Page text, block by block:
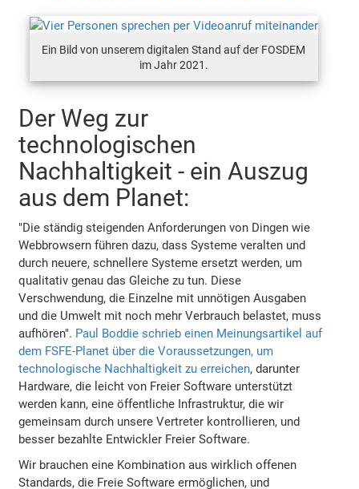
Ein Bild von unserem digitalen Stand auf der FOSDEM
im Jahr 2021.
Der Weg zur
technologischen
Nachhaltigkeit - ein Auszug
aus dem Planet:
"Die ständig steigenden Anforderungen von Dingen wie
Webbrowsern führen dazu, dass Systeme veralten und
durch neuere, schnellere Systeme ersetzt werden, um
qualitativ genau das Gleiche zu tun. Diese
Verschwendung, die Einzelne mit unnötigen Ausgaben
und die Umwelt mit noch mehr Verbrauch belastet, muss
aufhören". Paul Boddie schrieb einen Meinungsartikel auf
dem FSFE-Planet über die Voraussetzungen, um
technologische Nachhaltigkeit zu erreichen, darunter
Hardware, die leicht von Freier Software unterstützt
werden kann, eine öffentliche Infrastruktur, die wir
gemeinsam durch unsere Vertreter kontrollieren, und
besser bezahlte Entwickler Freier Software.
Wir brauchen eine Kombination aus wirklich offenen
Standards, die Freie Software ermöglichen, und